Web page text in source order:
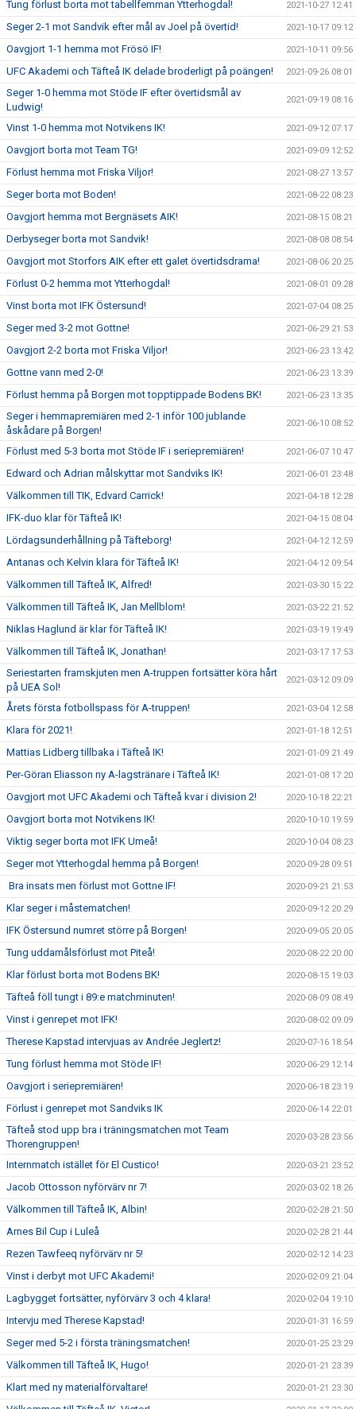
Tung förlust borta mot tabellfemman Ytterhogdal! 2021-10-27 12:41
Seger 2-1 mot Sandvik efter mål av Joel på övertid! 2021-10-17 09:12
Oavgjort 1-1 hemma mot Frösö IF! 2021-10-11 09:56
UFC Akademi och Täfteå IK delade broderligt på poängen! 2021-09-26 08:01
Seger 1-0 hemma mot Stöde IF efter övertidsmål av
Ludwig!
2021-09-19 08:16
Vinst 1-0 hemma mot Notvikens IK! 2021-09-12 07:17
Oavgjort borta mot Team TG! 2021-09-09 12:52
Förlust hemma mot Friska Viljor! 2021-08-27 13:57
Seger borta mot Boden! 2021-08-22 08:23
Oavgjort hemma mot Bergnäsets AIK! 2021-08-15 08:21
Derbyseger borta mot Sandvik! 2021-08-08 08:54
Oavgjort mot Storfors AIK efter ett galet övertidsdrama! 2021-08-06 20:25
Förlust 0-2 hemma mot Ytterhogdal! 2021-08-01 09:28
Vinst borta mot IFK Östersund! 2021-07-04 08:25
Seger med 3-2 mot Gottne! 2021-06-29 21:53
Oavgjort 2-2 borta mot Friska Viljor! 2021-06-23 13:42
Gottne vann med 2-0! 2021-06-23 13:39
Förlust hemma på Borgen mot topptippade Bodens BK! 2021-06-23 13:35
Seger i hemmapremiären med 2-1 inför 100 jublande
åskådare på Borgen!
2021-06-10 08:52
Förlust med 5-3 borta mot Stöde IF i seriepremiären! 2021-06-07 10:47
Edward och Adrian målskyttar mot Sandviks IK! 2021-06-01 23:48
Välkommen till TIK, Edvard Carrick! 2021-04-18 12:28
IFK-duo klar för Täfteå IK! 2021-04-15 08:04
Lördagsunderhållning på Täfteborg! 2021-04-12 12:59
Antanas och Kelvin klara för Täfteå IK! 2021-04-12 09:54
Välkommen till Täfteå IK, Alfred! 2021-03-30 15:22
Välkommen till Täfteå IK, Jan Mellblom! 2021-03-22 21:52
Niklas Haglund är klar för Täfteå IK! 2021-03-19 19:49
Välkommen till Täfteå IK, Jonathan! 2021-03-17 17:53
Seriestarten framskjuten men A-truppen fortsätter köra hårt
på UEA Sol!
2021-03-12 09:09
Årets första fotbollspass för A-truppen! 2021-03-04 12:58
Klara för 2021! 2021-01-18 12:51
Mattias Lidberg tillbaka i Täfteå IK! 2021-01-09 21:49
Per-Göran Eliasson ny A-lagstränare i Täfteå IK! 2021-01-08 17:20
Oavgjort mot UFC Akademi och Täfteå kvar i division 2! 2020-10-18 22:21
Oavgjort borta mot Notvikens IK! 2020-10-10 19:59
Viktig seger borta mot IFK Umeå! 2020-10-04 08:23
Seger mot Ytterhogdal hemma på Borgen! 2020-09-28 09:51
Bra insats men förlust mot Gottne IF! 2020-09-21 21:53
Klar seger i måstematchen! 2020-09-12 20:29
IFK Östersund numret större på Borgen! 2020-09-05 20:05
Tung uddamålsförlust mot Piteå! 2020-08-22 20:00
Klar förlust borta mot Bodens BK! 2020-08-15 19:03
Täfteå föll tungt i 89:e matchminuten! 2020-08-09 08:49
Vinst i genrepet mot IFK! 2020-08-02 09:09
Therese Kapstad intervjuas av Andrée Jeglertz! 2020-07-16 18:54
Tung förlust hemma mot Stöde IF! 2020-06-29 12:14
Oavgjort i seriepremiären! 2020-06-18 23:19
Förlust i genrepet mot Sandviks IK 2020-06-14 22:01
Täfteå stod upp bra i träningsmatchen mot Team
Thorengruppen!
2020-03-28 23:56
Internmatch istället för El Custico! 2020-03-21 23:52
Jacob Ottosson nyförvärv nr 7! 2020-03-02 18:26
Välkommen till Täfteå IK, Albin! 2020-02-28 21:50
Arnes Bil Cup i Luleå 2020-02-28 21:44
Rezen Tawfeeq nyförvärv nr 5! 2020-02-12 14:23
Vinst i derbyt mot UFC Akademi! 2020-02-09 21:04
Lagbygget fortsätter, nyförvärv 3 och 4 klara! 2020-02-04 19:10
Intervju med Therese Kapstad! 2020-01-31 16:59
Seger med 5-2 i första träningsmatchen! 2020-01-25 23:29
Välkommen till Täfteå IK, Hugo! 2020-01-21 23:39
Klart med ny materialförvaltare! 2020-01-21 23:30